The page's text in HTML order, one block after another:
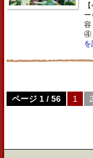
容
④
を
ページ 1 / 56 1 2